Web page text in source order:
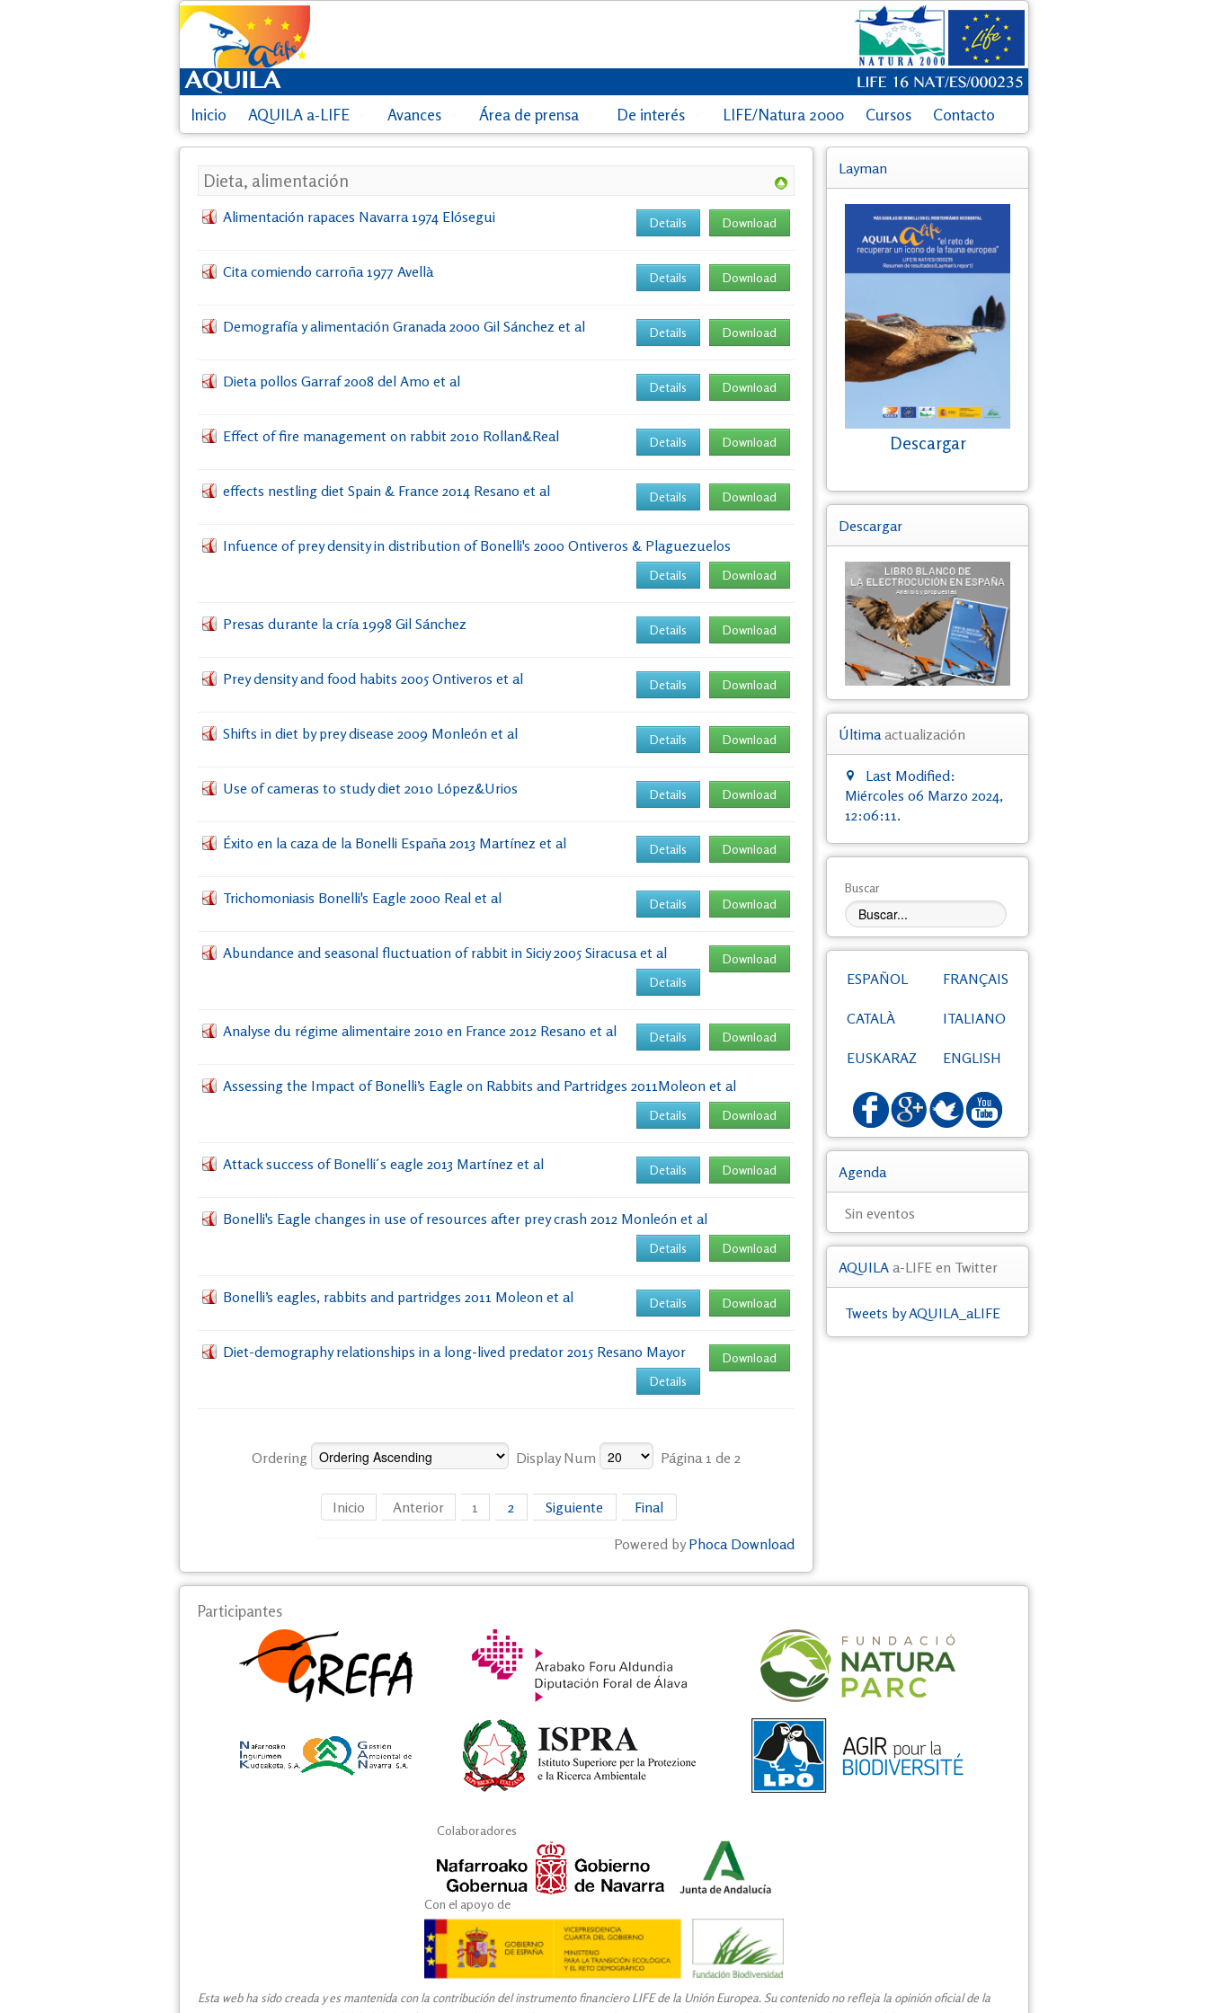
Inicio AQUILA a-LIFE Avances Área de prensa De interés LIFE/Natura 2000 Cursos Contacto
Dieta, alimentación
Alimentación rapaces Navarra 1974 Elósegui Download
Details
Cita comiendo carroña 1977 Avellà Download
Details
Demografía y alimentación Granada 2000 Gil Sánchez et al Download
Details
Dieta pollos Garraf 2008 del Amo et al Download
Details
Effect of fire management on rabbit 2010 Rollan&Real Download
Details
effects nestling diet Spain & France 2014 Resano et al Download
Details
Infuence of prey density in distribution of Bonelli's 2000 Ontiveros & Plaguezuelos
Download
Details
Presas durante la cría 1998 Gil Sánchez Download
Details
Prey density and food habits 2005 Ontiveros et al Download
Details
Shifts in diet by prey disease 2009 Monleón et al Download
Details
Use of cameras to study diet 2010 López&Urios Download
Details
Éxito en la caza de la Bonelli España 2013 Martínez et al Download
Details
Trichomoniasis Bonelli's Eagle 2000 Real et al Download
Details
Abundance and seasonal fluctuation of rabbit in Siciy 2005 Siracusa et al
Download
Details
Analyse du régime alimentaire 2010 en France 2012 Resano et al Download
Details
Assessing the Impact of Bonelli’s Eagle on Rabbits and Partridges 2011Moleon et al
Download
Details
Attack success of Bonelli´s eagle 2013 Martínez et al Download
Details
Bonelli's Eagle changes in use of resources after prey crash 2012 Monleón et al
Download
Details
Bonelli’s eagles, rabbits and partridges 2011 Moleon et al Download
Details
Diet-demography relationships in a long-lived predator 2015 Resano Mayor
Download
Details
Ordering Display Num Página 1 de 2
Inicio Anterior 1 2 Siguiente Final
Powered byPhoca Download
Layman
Descargar
Descargar
Últimaactualización
Last Modified:
Miércoles 06 Marzo 2024,
12:06:11.
Buscar
ESPAÑOL
CATALÀ
EUSKARAZ
FRANÇAIS
ITALIANO
ENGLISH
Agenda
Sin eventos
AQUILA a-LIFE en Twitter
Tweets by AQUILA_aLIFE
Participantes
Colaboradores
Con el apoyo de
Esta web ha sido creada y es mantenida con la contribución del instrumento financiero LIFE de la Unión Europea. Su contenido no refleja la opinión oficial de la